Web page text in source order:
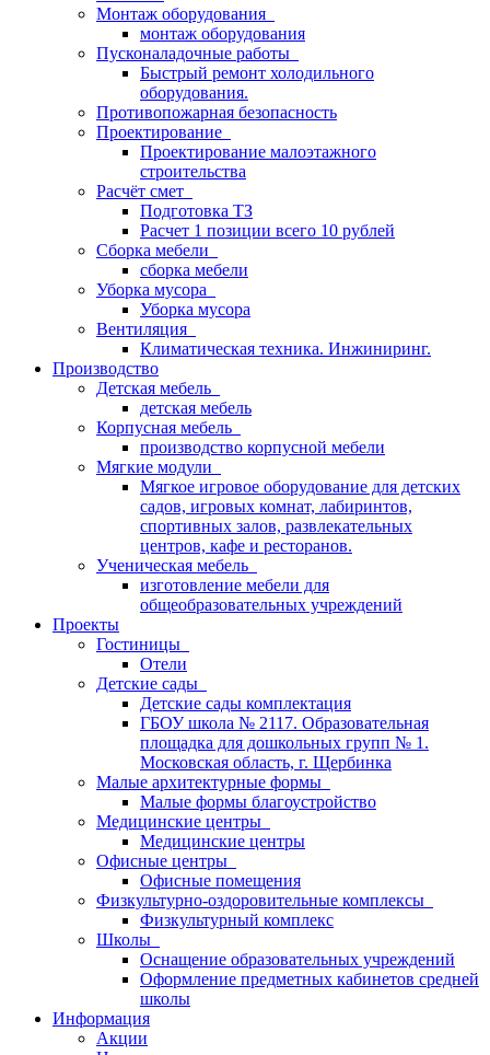
Монтаж оборудования
монтаж оборудования
Пусконаладочные работы
Быстрый ремонт холодильного
оборудования.
Противопожарная безопасность
Проектирование
Проектирование малоэтажного
строительства
Расчёт смет
Подготовка ТЗ
Расчет 1 позиции всего 10 рублей
Сборка мебели
сборка мебели
Уборка мусора
Уборка мусора
Вентиляция
Климатическая техника. Инжиниринг.
Производство
Детская мебель
детская мебель
Корпусная мебель
производство корпусной мебели
Мягкие модули
Мягкое игровое оборудование для детских
садов, игровых комнат, лабиринтов,
спортивных залов, развлекательных
центров, кафе и ресторанов.
Ученическая мебель
изготовление мебели для
общеобразовательных учреждений
Проекты
Гостиницы
Отели
Детские сады
Детские сады комплектация
ГБОУ школа № 2117. Образовательная
площадка для дошкольных групп № 1.
Московская область, г. Щербинка
Малые архитектурные формы
Малые формы благоустройство
Медицинские центры
Медицинские центры
Офисные центры
Офисные помещения
Физкультурно-оздоровительные комплексы
Физкультурный комплекс
Школы
Оснащение образовательных учреждений
Оформление предметных кабинетов средней
школы
Информация
Акции